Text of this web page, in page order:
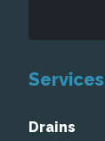
Services
Drains